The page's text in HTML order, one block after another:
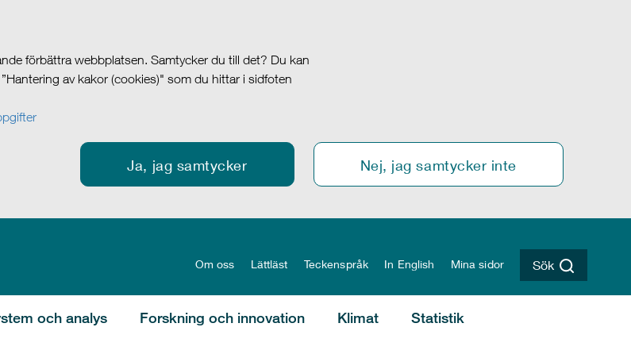
förbättra webbplatsen. Samtycker du till det? Du kan
av kakor (cookies)" som du hittar i sidfoten
Ja, jag samtycker Nej, jag samtycker inte
Om oss Lättläst Teckenspråk In English Mina sidor Sök
och analys Forskning och innovation Klimat Statistik